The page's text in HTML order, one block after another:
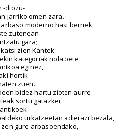
-diozu-
jarriko omen zara.
moderno hasi berriek
zutenean.
gara;
zien Kantek
kategoriak nola bete
eginez,
hortik
zuen.
bidez hartu zioten aurre
sortu gatazkei,
urkatzeetan adierazi bezala,
gure arbasoendako,